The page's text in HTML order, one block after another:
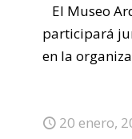
El Museo
participará
en la
20 enero,